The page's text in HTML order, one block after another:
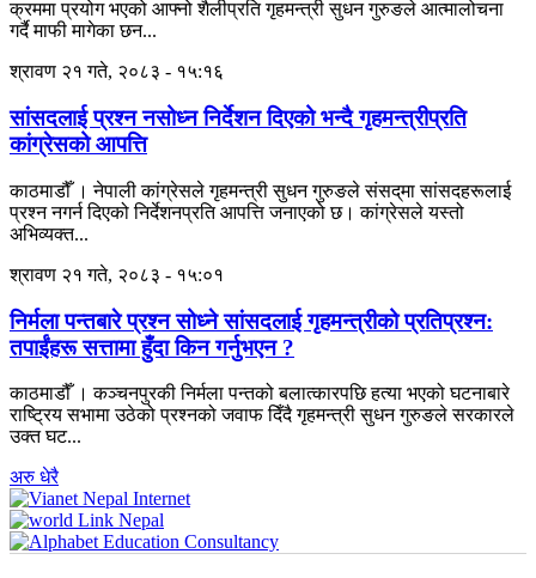
क्रममा प्रयोग भएको आफ्नो शैलीप्रति गृहमन्त्री सुधन गुरुङले आत्मालोचना
गर्दै माफी मागेका छन...
श्रावण २१ गते, २०८३ - १५:१६
सांसदलाई प्रश्न नसोध्न निर्देशन दिएको भन्दै गृहमन्त्रीप्रति
कांग्रेसको आपत्ति
काठमाडौँ । नेपाली कांग्रेसले गृहमन्त्री सुधन गुरुङले संसद्‌मा सांसदहरूलाई
प्रश्न नगर्न दिएको निर्देशनप्रति आपत्ति जनाएको छ। कांग्रेसले यस्तो
अभिव्यक्त...
श्रावण २१ गते, २०८३ - १५:०१
निर्मला पन्तबारे प्रश्न सोध्ने सांसदलाई गृहमन्त्रीको प्रतिप्रश्न:
तपाईंहरू सत्तामा हुँदा किन गर्नुभएन ?
काठमाडौँ । कञ्चनपुरकी निर्मला पन्तको बलात्कारपछि हत्या भएको घटनाबारे
राष्ट्रिय सभामा उठेको प्रश्नको जवाफ दिँदै गृहमन्त्री सुधन गुरुङले सरकारले
उक्त घट...
अरु धेरै